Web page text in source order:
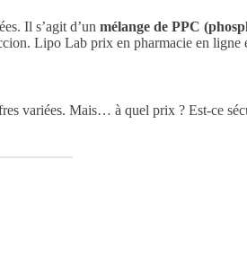
Il s’agit d’un mélange de PPC
Lipo Lab prix en pharmacie en ligne
variées. Mais… à quel prix ? Est-ce